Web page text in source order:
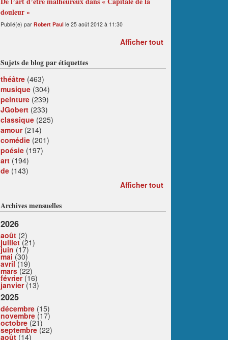
douleur »
Publié(e) par Robert Paul le 25 août 2012 à 11:30
Afficher tout
Sujets de blog par étiquettes
théâtre (463)
musique (304)
peinture (239)
JGobert (233)
classique (225)
amour(214)
comédie (201)
poésie (197)
art (194)
de (143)
Afficher tout
Archives mensuelles
2026
août (2)
juillet(21)
juin (17)
mai (30)
avril(19)
mars(22)
février(16)
janvier(13)
2025
décembre (15)
novembre (17)
octobre (21)
septembre (22)
août (14)